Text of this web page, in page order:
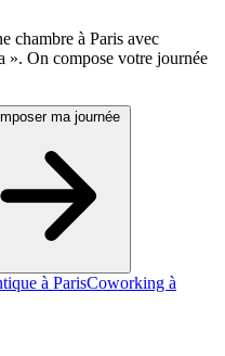
chambre à Paris avec
». On compose votre journée
ma journée
à ParisCoworking à